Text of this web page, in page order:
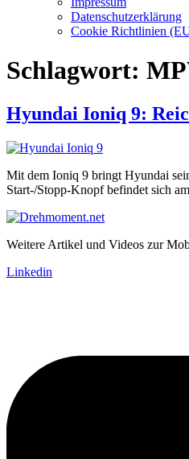
Datenschutzerklärung
Cookie Richtlinien
Schlagwort:
Hyundai Ioniq 9:
Mit dem Ioniq 9 bringt Hyundai
Start-/Stopp-Knopf befindet sich
Weitere Artikel und Videos zur
Linkedin